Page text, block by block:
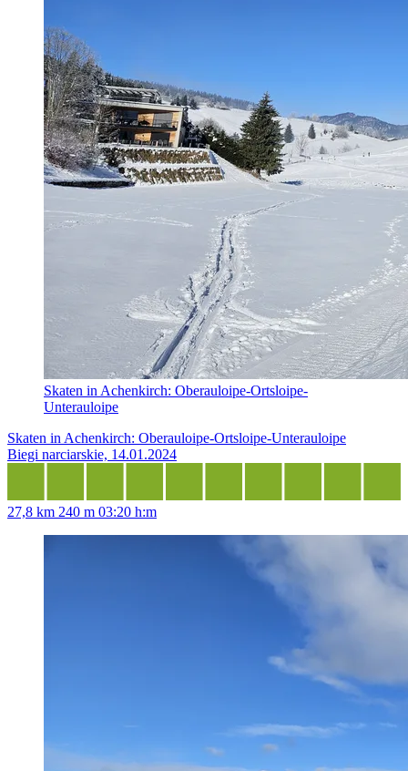
Skaten in Achenkirch: Oberauloipe-Ortsloipe-
Unterauloipe
Skaten in Achenkirch: Oberauloipe-Ortsloipe-Unterauloipe
Biegi narciarskie, 14.01.2024
27,8 km 240 m 03:20 h:m